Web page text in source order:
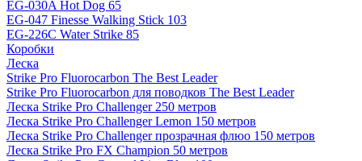
EG-030A Hot Dog 65
EG-047 Finesse Walking Stick 103
EG-226C Water Strike 85
Коробки
Леска
Strike Pro Fluorocarbon The Best Leader
Strike Pro Fluorocarbon для поводков The Best Leader
Леска Strike Pro Challenger 250 метров
Леска Strike Pro Challenger Lemon 150 метров
Леска Strike Pro Challenger прозрачная флюо 150 метров
Леска Strike Pro FX Champion 50 метров